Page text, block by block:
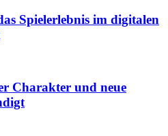
Spielerlebnis im digitalen
Charakter und neue